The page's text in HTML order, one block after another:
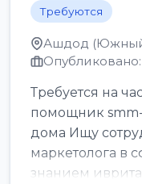
Требуются
Ашдод (Южный
Опубликовано:
Требуется на
помощник smm-
дома Ищу
маркетолога в
знанием